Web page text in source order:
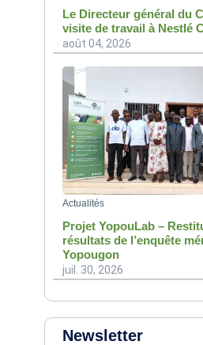
Le Directeur général du
visite de travail à Nestlé
août 04, 2026
Actualités
Projet YopouLab –
résultats de l’enquête
Yopougon
juil. 30, 2026
Newsletter